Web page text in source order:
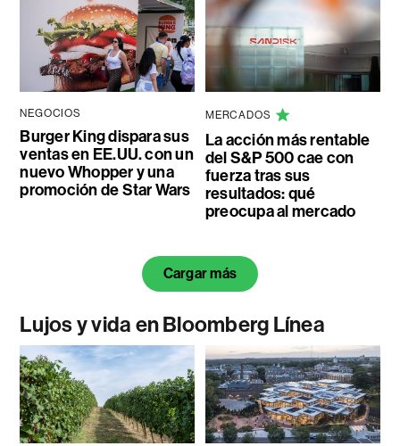
NEGOCIOS
Burger King dispara sus
ventas en EE.UU. con un
nuevo Whopper y una
promoción de Star Wars
MERCADOS
La acción más rentable
del S&P 500 cae con
fuerza tras sus
resultados: qué
preocupa al mercado
Cargar más
Lujos y vida en Bloomberg Línea